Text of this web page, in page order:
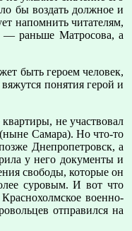
бы воздать должное и
напомнить читателям,
— раньше Матросова, а
быть героем человек,
понятия герой и
не участвовал
Самара). Но что-то
Днепропетровск, а
у него документы и
свободы, которые он
суровым. И вот что
военно-
отправился на